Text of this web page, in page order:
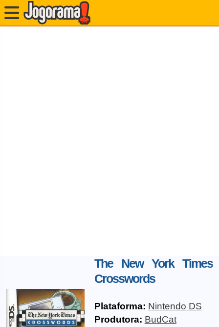
The New York Times
Crosswords
Plataforma: Nintendo DS
Produtora: BudCat